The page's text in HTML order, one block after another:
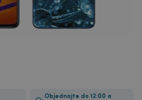
Objednajte do 12:00 a